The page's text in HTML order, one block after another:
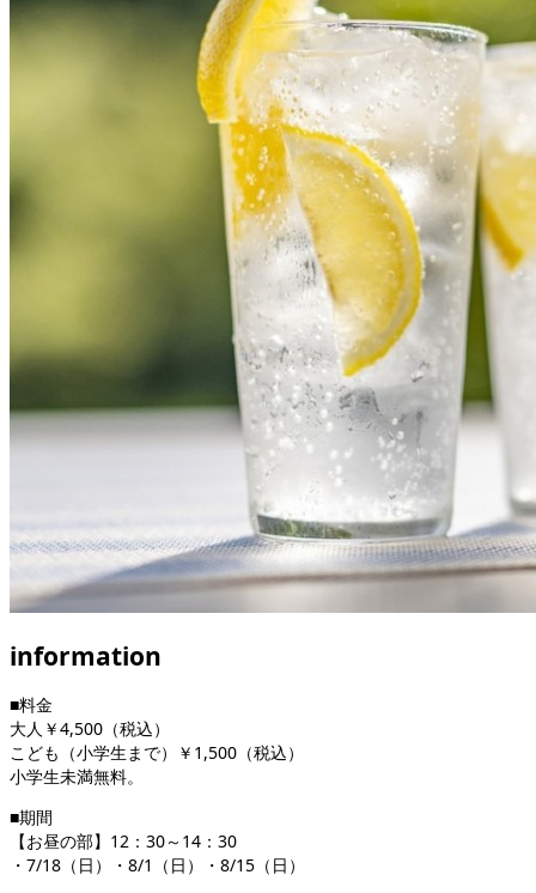
information
■料金
大人￥4,500（税込）
こども（小学生まで）￥1,500（税込）
小学生未満無料。
■期間
【お昼の部】12：30～14：30
・7/18（日）・8/1（日）・8/15（日）